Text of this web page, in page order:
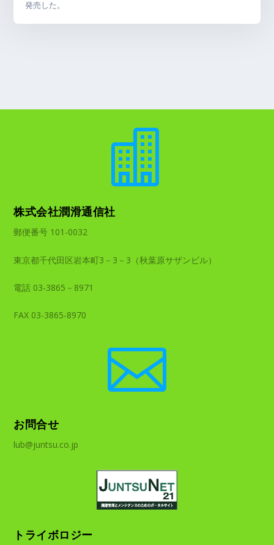
発売した。

株式会社潤滑通信社
郵便番号 101-0032
東京都千代田区岩本町3－3－3（秋葉原サザンビル）
電話 03-3865－8971
FAX 03-3865-8970

お問合せ
lub@juntsu.co.jp
トライボロジー